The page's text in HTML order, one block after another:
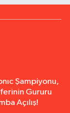
Şampiyonu,
Gururu
Açılış!